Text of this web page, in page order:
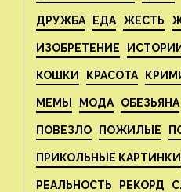
ДРУЖБА ЕДА ЖЕСТЬ
ИЗОБРЕТЕНИЕ ИСТОРИИ
КОШКИ КРАСОТА
МЕМЫ МОДА ОБЕЗЬЯНА
ПОВЕЗЛО ПОЖИЛЫЕ
ПРИКОЛЬНЫЕ КАРТИНКИ
РЕАЛЬНОСТЬ РЕКОРД